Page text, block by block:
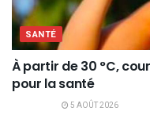
SANTÉ
À partir de 30 °C,
pour la santé
5 AOÛT 2026